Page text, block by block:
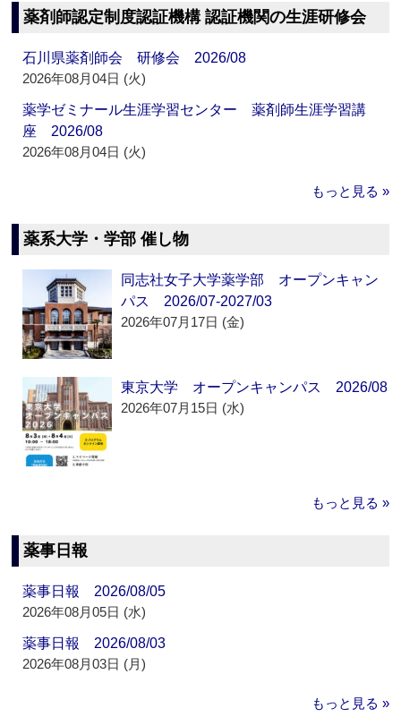
薬剤師認定制度認証機構 認証機関の生涯研修会
石川県薬剤師会 研修会 2026/08
2026年08月04日 (火)
薬学ゼミナール生涯学習センター 薬剤師生涯学習講
座 2026/08
2026年08月04日 (火)
もっと見る »
薬系大学・学部 催し物
同志社女子大学薬学部 オープンキャン
パス 2026/07-2027/03
2026年07月17日 (金)
東京大学 オープンキャンパス 2026/08
2026年07月15日 (水)
もっと見る »
薬事日報
薬事日報 2026/08/05
2026年08月05日 (水)
薬事日報 2026/08/03
2026年08月03日 (月)
もっと見る »